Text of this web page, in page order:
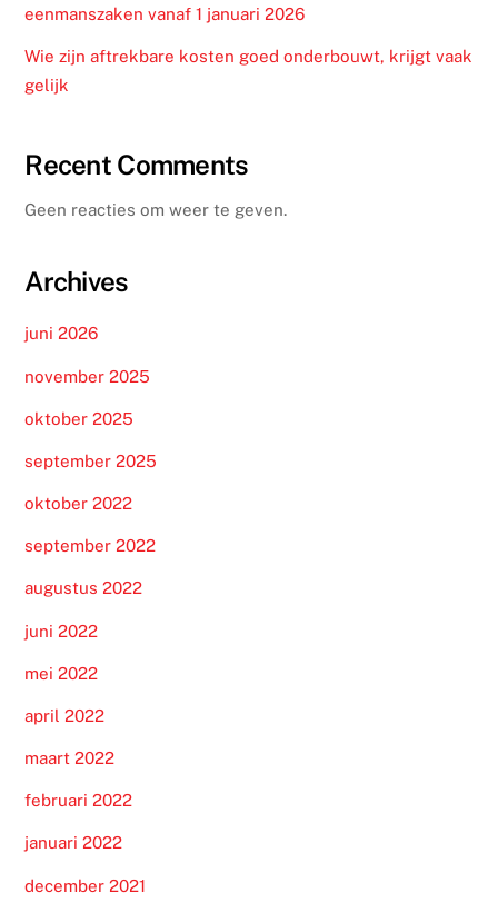
eenmanszaken vanaf 1 januari 2026
Wie zijn aftrekbare kosten goed onderbouwt, krijgt vaak
gelijk
Recent Comments
Geen reacties om weer te geven.
Archives
juni 2026
november 2025
oktober 2025
september 2025
oktober 2022
september 2022
augustus 2022
juni 2022
mei 2022
april 2022
maart 2022
februari 2022
januari 2022
december 2021